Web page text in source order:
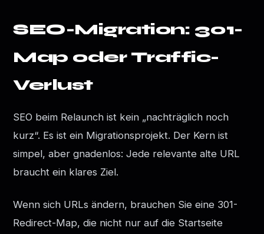
SEO-Migration: 301-
Map oder Traffic-
Verlust
SEO beim Relaunch ist kein „nachträglich noch
kurz“. Es ist ein Migrationsprojekt. Der Kern ist
simpel, aber gnadenlos: Jede relevante alte URL
braucht ein klares Ziel.
Wenn sich URLs ändern, brauchen Sie eine 301-
Redirect-Map, die nicht nur auf die Startseite